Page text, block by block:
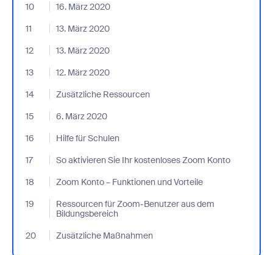
10
16. März 2020
- Jumplink to 16. März 2020
11
13. März 2020
- Jumplink to 13. März 2020
12
13. März 2020
- Jumplink to 13. März 2020
13
12. März 2020
- Jumplink to 12. März 2020
14
Zusätzliche Ressourcen
- Jumplink to Zusätzliche Ressourcen
15
6. März 2020
- Jumplink to 6. März 2020
16
Hilfe für Schulen
- Jumplink to Hilfe für Schulen
17
So aktivieren Sie Ihr kostenloses Zoom Konto
- Jumplink to So aktivieren Sie Ihr kostenloses Zoom Konto
18
Zoom Konto – Funktionen und Vorteile
- Jumplink to Zoom Konto – Funktionen und Vorteile
19
Ressourcen für Zoom-Benutzer aus dem
Bildungsbereich
- Jumplink to Ressourcen für Zoom-Benutzer aus dem
20 Zusätzliche Maßnahmen
- Jumplink to Zusätzliche Maßnahmen